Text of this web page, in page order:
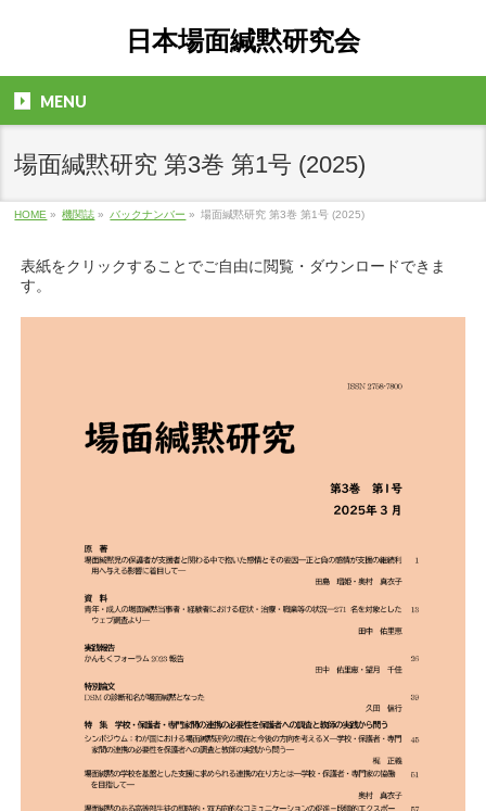
日本場面緘黙研究会
MENU
場面緘黙研究 第3巻 第1号 (2025)
HOME » 機関誌 » バックナンバー » 場面緘黙研究 第3巻 第1号 (2025)
表紙をクリックすることでご自由に閲覧・ダウンロードできま
す。